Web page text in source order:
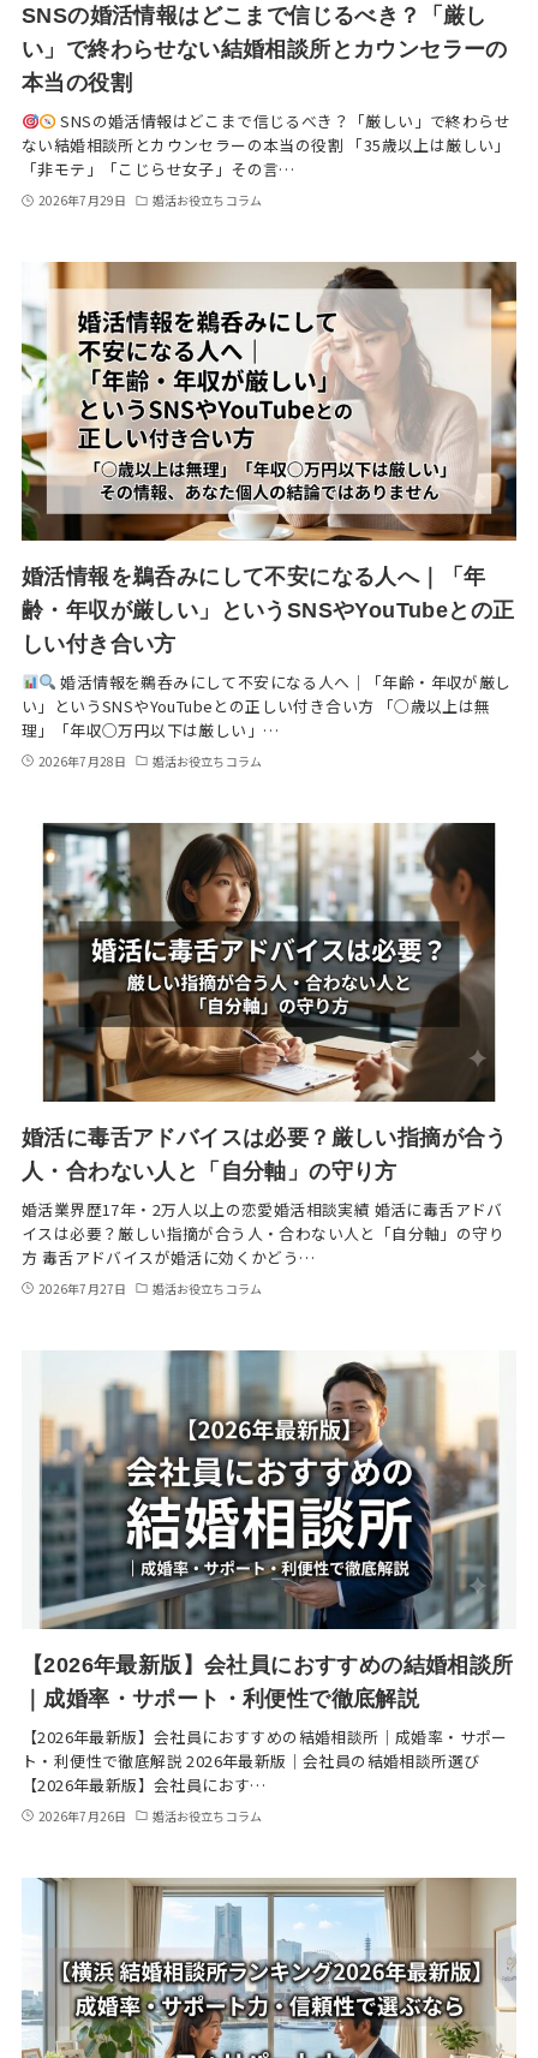
SNSの婚活情報はどこまで信じるべき？「厳し
い」で終わらせない結婚相談所とカウンセラーの
本当の役割
SNSの婚活情報はどこまで信じるべき？「厳しい」で終わらせ
ない結婚相談所とカウンセラーの本当の役割 「35歳以上は厳しい」
「非モテ」「こじらせ女子」その言…
2026年7月29日 婚活お役立ちコラム
婚活情報を鵜呑みにして不安になる人へ｜「年
齢・年収が厳しい」というSNSやYouTubeとの正
しい付き合い方
婚活情報を鵜呑みにして不安になる人へ｜「年齢・年収が厳し
い」というSNSやYouTubeとの正しい付き合い方 「○歳以上は無
理」「年収○万円以下は厳しい」…
2026年7月28日 婚活お役立ちコラム
婚活に毒舌アドバイスは必要？厳しい指摘が合う
人・合わない人と「自分軸」の守り方
婚活業界歴17年・2万人以上の恋愛婚活相談実績 婚活に毒舌アドバ
イスは必要？厳しい指摘が合う人・合わない人と「自分軸」の守り
方 毒舌アドバイスが婚活に効くかどう…
2026年7月27日 婚活お役立ちコラム
【2026年最新版】会社員におすすめの結婚相談所
｜成婚率・サポート・利便性で徹底解説
【2026年最新版】会社員におすすめの結婚相談所｜成婚率・サポー
ト・利便性で徹底解説 2026年最新版｜会社員の結婚相談所選び
【2026年最新版】会社員におす…
2026年7月26日 婚活お役立ちコラム